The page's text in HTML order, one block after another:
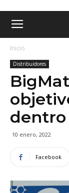
Inicio
Distribuidores
dentro
10 enero, 2022
Facebook